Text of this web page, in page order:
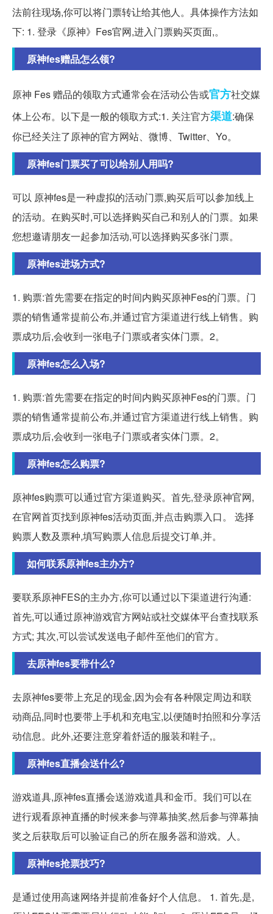
法前往现场,你可以将门票转让给其他人。具体操作方法如
下: 1. 登录《原神》Fes官网,进入门票购买页面,。
原神fes赠品怎么领?
原神 Fes 赠品的领取方式通常会在活动公告或官方社交媒
体上公布。以下是一般的领取方式:1. 关注官方渠道:确保
你已经关注了原神的官方网站、微博、Twitter、Yo。
原神fes门票买了可以给别人用吗?
可以 原神fes是一种虚拟的活动门票,购买后可以参加线上
的活动。在购买时,可以选择购买自己和别人的门票。如果
您想邀请朋友一起参加活动,可以选择购买多张门票。
原神fes进场方式?
1. 购票:首先需要在指定的时间内购买原神Fes的门票。门
票的销售通常提前公布,并通过官方渠道进行线上销售。购
票成功后,会收到一张电子门票或者实体门票。2。
原神fes怎么入场?
1. 购票:首先需要在指定的时间内购买原神Fes的门票。门
票的销售通常提前公布,并通过官方渠道进行线上销售。购
票成功后,会收到一张电子门票或者实体门票。2。
原神fes怎么购票?
原神fes购票可以通过官方渠道购买。首先,登录原神官网,
在官网首页找到原神fes活动页面,并点击购票入口。 选择
购票人数及票种,填写购票人信息后提交订单,并。
如何联系原神fes主办方?
要联系原神FES的主办方,你可以通过以下渠道进行沟通:
首先,可以通过原神游戏官方网站或社交媒体平台查找联系
方式; 其次,可以尝试发送电子邮件至他们的官方。
去原神fes要带什么?
去原神fes要带上充足的现金,因为会有各种限定周边和联
动商品,同时也要带上手机和充电宝,以便随时拍照和分享活
动信息。此外,还要注意穿着舒适的服装和鞋子,。
原神fes直播会送什么?
游戏道具,原神fes直播会送游戏道具和金币。我们可以在
进行观看原神直播的时候来参与弹幕抽奖,然后参与弹幕抽
奖之后获取后可以验证自己的所在服务器和游戏。人。
原神fes抢票技巧?
是通过使用高速网络并提前准备好个人信息。 1. 首先,是,